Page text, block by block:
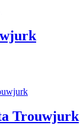
Trouwjurk